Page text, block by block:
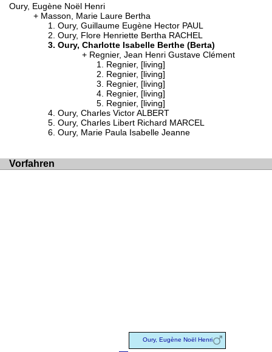
Oury, Eugène Noël Henri
Masson, Marie Laure Bertha
Oury, Guillaume Eugène Hector PAUL
Oury, Flore Henriette Bertha RACHEL
Oury, Charlotte Isabelle Berthe (Berta)
Regnier, Jean Henri Gustave Clément
Regnier, [living]
Regnier, [living]
Regnier, [living]
Regnier, [living]
Regnier, [living]
Oury, Charles Victor ALBERT
Oury, Charles Libert Richard MARCEL
Oury, Marie Paula Isabelle Jeanne
Vorfahren
Oury, Eugène Noël Henri